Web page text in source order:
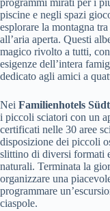
programmi mirati per i
piscine e negli spazi
esplorare la montagna
all’aria aperta. Questi
magico rivolto a tutti,
esigenze dell’intera
dedicato agli amici a
Nei Familienhotels
i piccoli sciatori con un
certificati nelle 30 aree
disposizione dei piccoli
slittino di diversi formati
naturali. Terminata la
organizzare una
programmare
ciaspole.